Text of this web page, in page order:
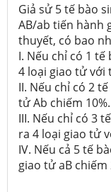
Giả sử 5 tế bào
AB/ab tiến hành
thuyết, có bao
I. Nếu chỉ có 1
4 loại giao tử với
II. Nếu chỉ có 2
tử Ab chiếm 10%.
III. Nếu chỉ có 3
ra 4 loại giao tử
IV. Nếu cả 5 tế
giao tử aB chiếm